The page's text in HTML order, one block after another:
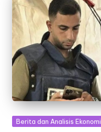
Posted
Berita dan Analisis Ekonomi